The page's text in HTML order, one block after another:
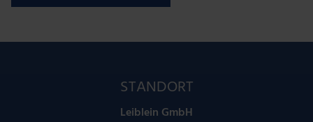
STANDORT
Leiblein GmbH